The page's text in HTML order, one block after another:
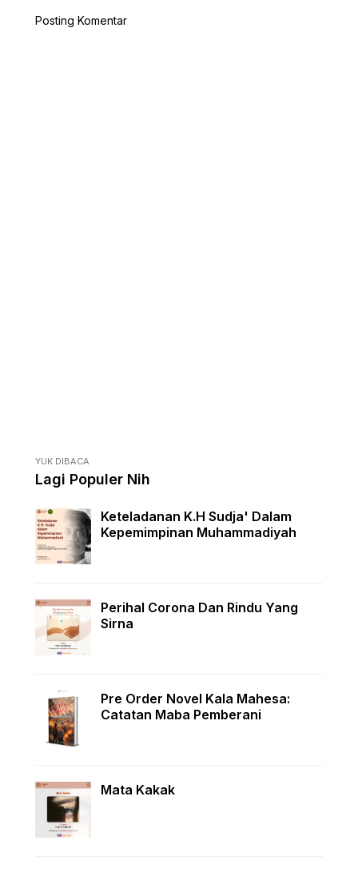
Posting Komentar
YUK DIBACA
Lagi Populer Nih
Keteladanan K.H Sudja' Dalam
Kepemimpinan Muhammadiyah
Perihal Corona Dan Rindu Yang
Sirna
Pre Order Novel Kala Mahesa:
Catatan Maba Pemberani
Mata Kakak